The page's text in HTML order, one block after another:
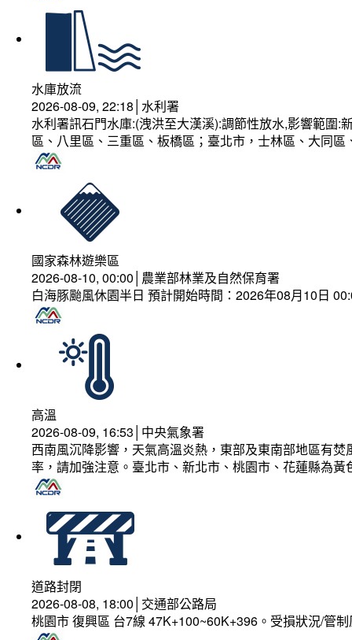
水庫放流
2026-08-09, 22:18│水利署
水利署訊石門水庫:(洩洪至大漢溪):調節性放水,影響範圍
區、八里區、三重區、板橋區；臺北市，士林區、大同
國家森林遊樂區
2026-08-10, 00:00│農業部林業及自然保育署
白海豚颱風休園半日 預計開始時間：2026年08月10日
高溫
2026-08-09, 16:53│中央氣象署
西南風沉降影響，天氣高溫炎熱，東部及東南部地區有
率，請加強注意。臺北市、新北市、桃園市、花蓮縣為
道路封閉
2026-08-08, 18:00│交通部公路局
桃園市 復興區 台7線 47K+100~60K+396。受損狀況/管